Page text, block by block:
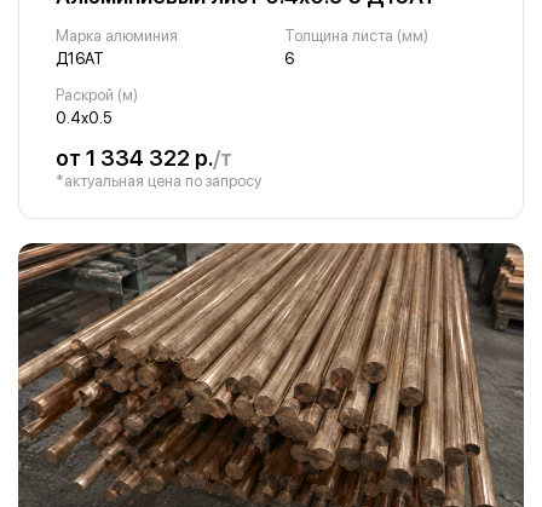
Марка алюминия
Д16АТ
Толщина листа (мм)
6
Раскрой (м)
0.4х0.5
от 1 334 322 р./т
*актуальная цена по запросу